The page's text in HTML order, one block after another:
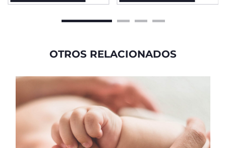
OTROS RELACIONADOS